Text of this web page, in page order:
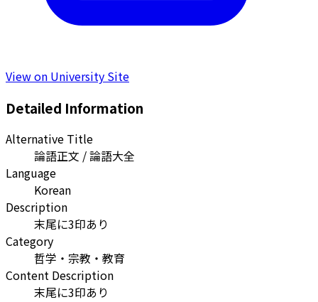
View on University Site
Detailed Information
Alternative Title
論語正文 / 論語大全
Language
Korean
Description
末尾に3印あり
Category
哲学・宗教・教育
Content Description
末尾に3印あり